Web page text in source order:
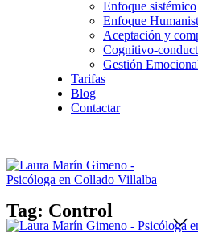
Enfoque sistémico
Enfoque
Aceptación y
Cognitivo-
Gestión
Tarifas
Blog
Contactar
Tag: Control